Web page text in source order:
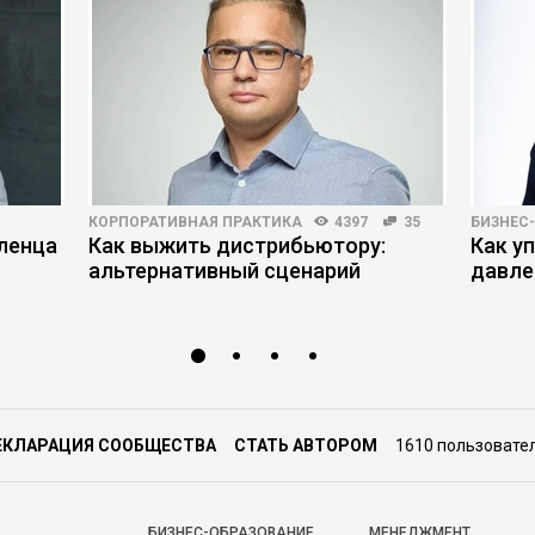
КОРПОРАТИВНАЯ ПРАКТИКА 4397 35
Как выжить дистрибьютору:
альтернативный сценарий
Как
СООБЩЕСТВА СТАТЬ АВТОРОМ 1610